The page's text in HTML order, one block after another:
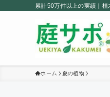
累計50万件以上の実績｜
ホーム 夏の植物